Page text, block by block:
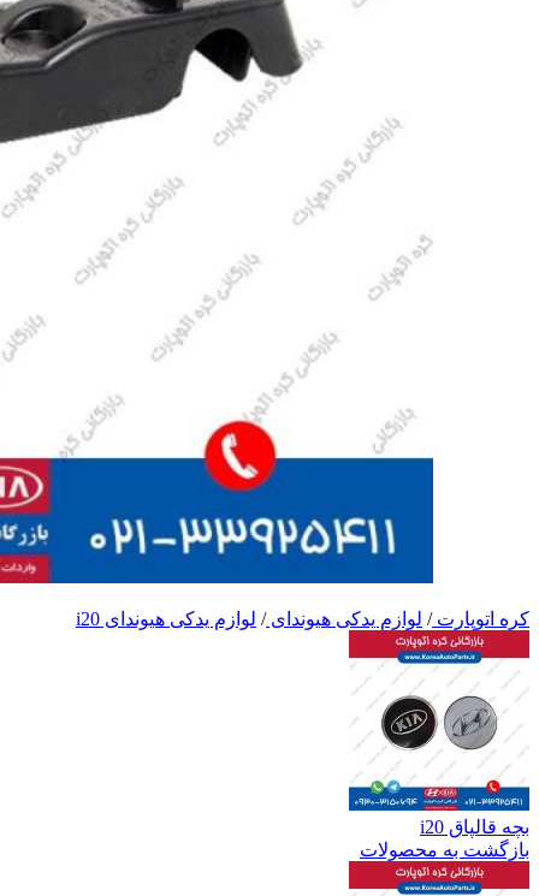
کره اتوپارت/ لوازم یدکی هیوندای/ لوازم یدکی هیوندای i20
بچه قالپاق i20
بازگشت به محصولات